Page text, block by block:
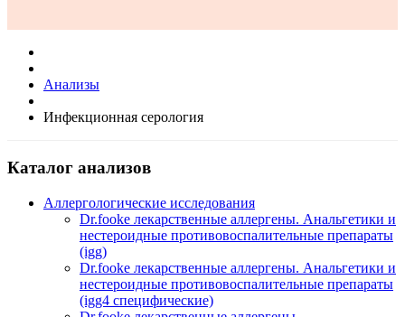
Анализы
Инфекционная серология
Каталог анализов
Аллергологические исследования
Dr.fooke лекарственные аллергены. Анальгетики и
нестероидные противовоспалительные препараты
(igg)
Dr.fooke лекарственные аллергены. Анальгетики и
нестероидные противовоспалительные препараты
(igg4 специфические)